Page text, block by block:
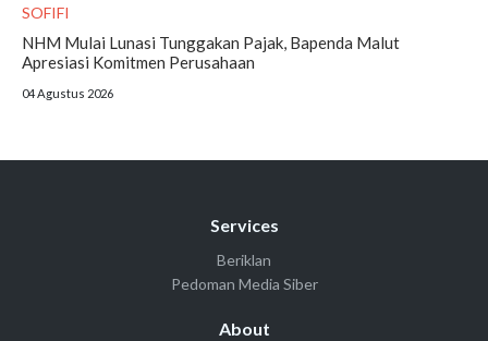
SOFIFI
NHM Mulai Lunasi Tunggakan Pajak, Bapenda Malut
Apresiasi Komitmen Perusahaan
04 Agustus 2026
Services
Beriklan
Pedoman Media Siber
About